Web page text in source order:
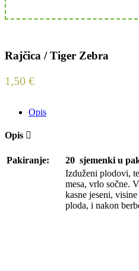
Rajčica / Tiger Zebra
1,50 €
Opis
Opis
Pakiranje: 20 sjemenki u
Izduženi plodovi,
mesa, vrlo sočne.
kasne jeseni,
ploda, i nakon